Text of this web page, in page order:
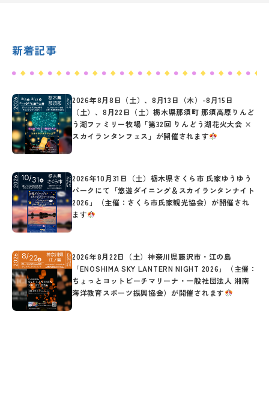
新着記事
2026年8月8日（土）、8月13日（木）-8月15日
（土）、8月22日（土）栃木県那須町 那須高原りんど
う湖ファミリー牧場「第32回 りんどう湖花火大会 ×
スカイランタンフェス」が開催されます
2026年10月31日（土）栃木県さくら市 氏家ゆうゆう
パークにて「悠遊ダイニング＆スカイランタンナイト
2026」（主催：さくら市氏家観光協会）が開催され
ます
2026年8月22日（土）神奈川県藤沢市・江の島
「ENOSHIMA SKY LANTERN NIGHT 2026」（主催：
ちょっとヨットビーチマリーナ・一般社団法人 湘南
海洋教育スポーツ振興協会）が開催されます